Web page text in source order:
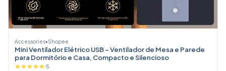
Accessories•Shopee
Mini Ventilador Elétrico USB – Ventilador de Mesa e Parede
para Dormitório e Casa, Compacto e Silencioso
5